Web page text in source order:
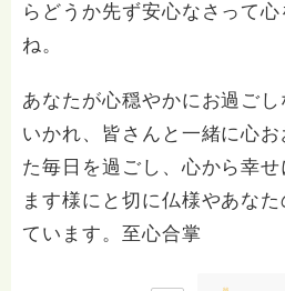
らどうか先ず安心なさって
ね。
あなたが心穏やかにお過ご
いかれ、皆さんと一緒に心
た毎日を過ごし、心から幸
ます様にと切に仏様やあな
ています。至心合掌